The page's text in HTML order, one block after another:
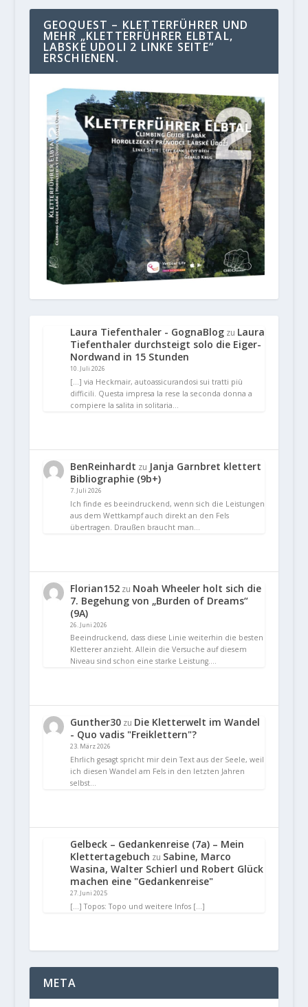
GEOQUEST – KLETTERFÜHRER UND
MEHR „KLETTERFÜHRER ELBTAL,
LABSKE UDOLI 2 LINKE SEITE“
ERSCHIENEN.
Laura Tiefenthaler - GognaBlogzu Laura
Tiefenthaler durchsteigt solo die Eiger-
Nordwand in 15 Stunden
10. Juli 2026
[…] via Heckmair, autoassicurandosi sui tratti più
difficili. Questa impresa la rese la seconda donna a
compiere la salita in solitaria…
BenReinhardt zu Janja Garnbret klettert
Bibliographie (9b+)
7. Juli 2026
Ich finde es beeindruckend, wenn sich die Leistungen
aus dem Wettkampf auch direkt an den Fels
übertragen. Draußen braucht man…
Florian152zu Noah Wheeler holt sich die
7. Begehung von „Burden of Dreams“
(9A)
26. Juni 2026
Beeindruckend, dass diese Linie weiterhin die besten
Kletterer anzieht. Allein die Versuche auf diesem
Niveau sind schon eine starke Leistung.…
Gunther30zu Die Kletterwelt im Wandel
- Quo vadis "Freiklettern"?
23. März 2026
Ehrlich gesagt spricht mir dein Text aus der Seele, weil
ich diesen Wandel am Fels in den letzten Jahren
selbst…
Gelbeck – Gedankenreise (7a) – Mein
Klettertagebuch zu Sabine, Marco
Wasina, Walter Schierl und Robert Glück
machen eine "Gedankenreise"
27. Juni 2025
[…] Topos: Topo und weitere Infos […]
META